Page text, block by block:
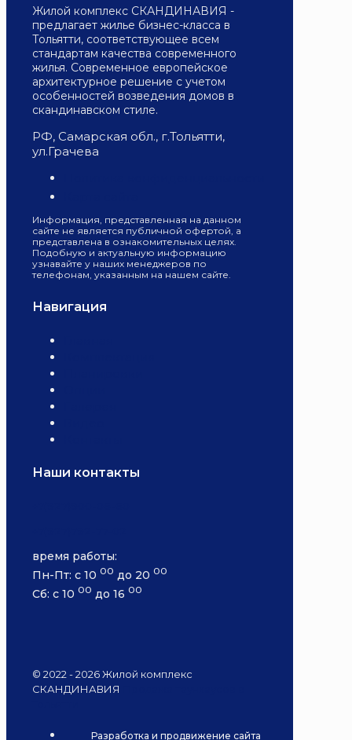
Жилой комплекс СКАНДИНАВИЯ -
предлагает жилье бизнес-класса в
Тольятти, соответствующее всем
стандартам качества современного
жилья. Современное европейское
архитектурное решение с учетом
особенностей возведения домов в
скандинавском стиле.
РФ, Самарская обл., г.Тольятти,
ул.Грачева
Информация, представленная на данном
сайте не является публичной офертой, а
представлена в ознакомительных целях.
Подобную и актуальную информацию
узнавайте у наших менеджеров по
телефонам, указанным на нашем сайте.
Навигация
Наши контакты
время работы:
Пн-Пт: с 10 00 до 20 00
Сб: с 10 00 до 16 00
© 2022 - 2026 Жилой комплекс
СКАНДИНАВИЯ
Разработка и продвижение сайта